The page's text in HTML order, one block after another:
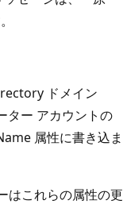
ドメイン
ター アカウントの
属性に書き込ま
はこれらの属性の更